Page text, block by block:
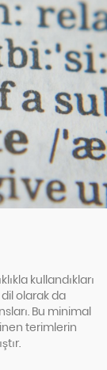
kullandıkları
dil olarak da
Bu minimal
terimlerin